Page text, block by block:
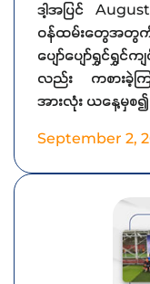
ဒါ့အပြင်
ဝန်ထမ်းတွေအတွ
ပျော်ပျော်ရွှင်ရွှင်
လည်း ကစားခဲ့က
အားလုံး ယနေ့မှစ၍
September 2,